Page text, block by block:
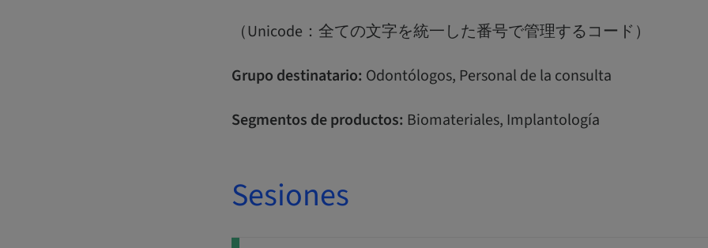
（Unicode：全ての文字を統一した番号で管理するコード）
Grupo destinatario: Odontólogos, Personal de la consulta
Segmentos de productos: Biomateriales, Implantología
Sesiones